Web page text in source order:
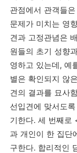
관점에서 관객들
문제가 미치는 영
견과 고정관념은
원들의 초기 성향
영하고 있는데, 예
별은 확인되지 않
견의 결과를 묘사
선입견에 맞서도
기한다. 세 번째로
과 개인이 한 집단
구한다. 합리적인